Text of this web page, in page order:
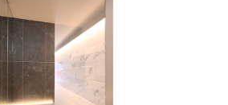
閉じる